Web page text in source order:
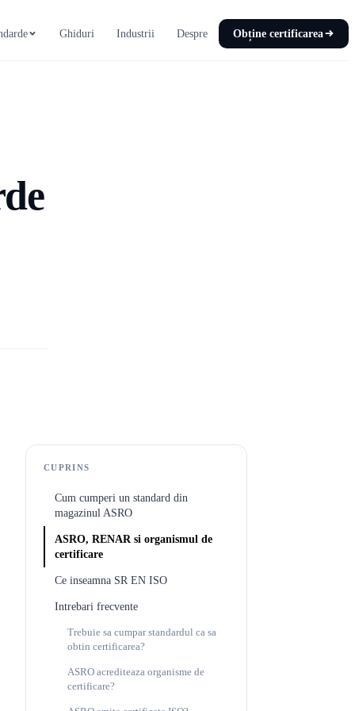
Ghiduri Industrii Despre Obține certificarea
CUPRINS
Cum cumperi un standard din
magazinul ASRO
ASRO, RENAR si organismul de
certificare
Ce inseamna SR EN ISO
Intrebari frecvente
Trebuie sa cumpar standardul ca sa
obtin certificarea?
ASRO acrediteaza organisme de
certificare?